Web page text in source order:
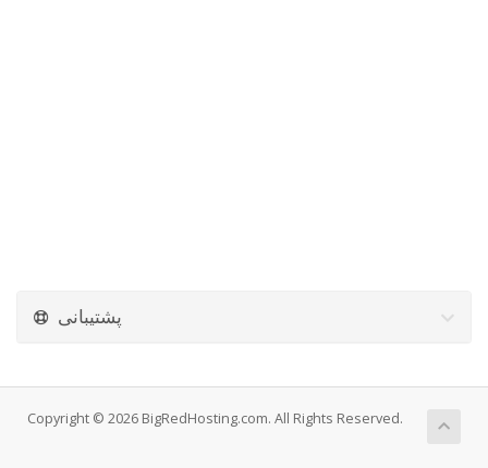
پشتیبانی
Copyright © 2026 BigRedHosting.com. All Rights Reserved.